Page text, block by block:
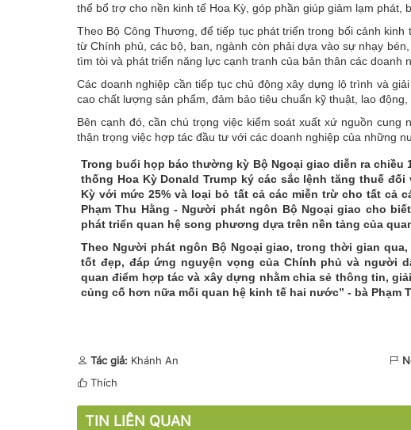
thể bổ trợ cho nền kinh tế Hoa Kỳ, góp phần giúp giảm lạm phát,
Theo Bộ Công Thương, để tiếp tục phát triển trong bối cảnh
từ Chính phủ, các bộ, ban, ngành còn phải dựa vào sự nhạy
tìm tòi và phát triển năng lực cạnh tranh của bản thân các doanh
Các doanh nghiệp cần tiếp tục chủ động xây dựng lộ trình và
cao chất lượng sản phẩm, đảm bảo tiêu chuẩn kỹ thuật, lao động,
Bên cạnh đó, cần chú trọng việc kiểm soát xuất xứ nguồn cung
thận trọng việc hợp tác đầu tư với các doanh nghiệp của những
Trong buổi họp báo thường kỳ Bộ Ngoại giao diễn ra chiều
thống Hoa Kỳ Donald Trump ký các sắc lệnh tăng thuế
Kỳ với mức 25% và loại bỏ tất cả các miễn trừ cho tất cả
Phạm Thu Hằng - Người phát ngôn Bộ Ngoại giao cho
phát triển quan hệ song phương dựa trên nền tảng của
Theo Người phát ngôn Bộ Ngoại giao, trong thời gian
tốt đẹp, đáp ứng nguyện vọng của Chính phủ và người
quan điểm hợp tác và xây dựng nhằm chia sẻ thông tin,
củng cố hơn nữa mối quan hệ kinh tế hai nước” - bà Phạm
Tác giả: Khánh An
Thích
TIN LIÊN QUAN